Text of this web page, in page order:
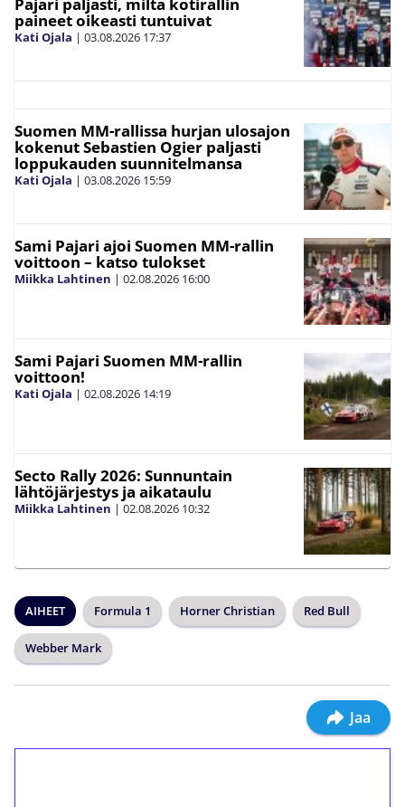
Pajari paljasti, miltä kotirallin
paineet oikeasti tuntuivat
Kati Ojala | 03.08.2026 17:37
Suomen MM-rallissa hurjan ulosajon
kokenut Sebastien Ogier paljasti
loppukauden suunnitelmansa
Kati Ojala | 03.08.2026 15:59
Sami Pajari ajoi Suomen MM-rallin
voittoon – katso tulokset
Miikka Lahtinen | 02.08.2026 16:00
Sami Pajari Suomen MM-rallin
voittoon!
Kati Ojala | 02.08.2026 14:19
Secto Rally 2026: Sunnuntain
lähtöjärjestys ja aikataulu
Miikka Lahtinen | 02.08.2026 10:32
AIHEET Formula 1 Horner Christian Red Bull
Webber Mark
Jaa